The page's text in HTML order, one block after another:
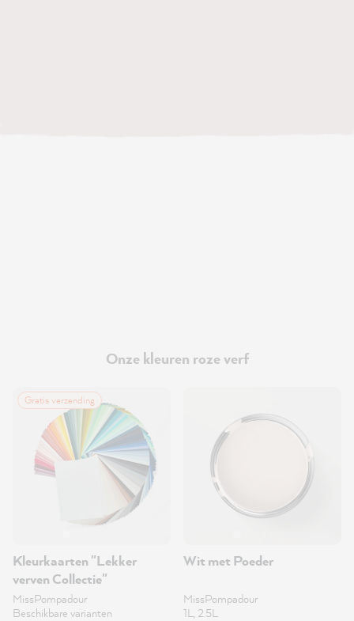
Onze kleuren roze verf
Gratis verzending
Kleurkaarten "Lekker
verven Collectie"
MissPompadour
Beschikbare varianten
Wit met Poeder
MissPompadour
1L, 2.5L